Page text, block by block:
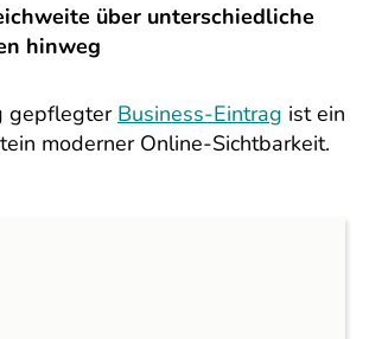
über unterschiedliche
hinweg
gepflegter Business-Eintrag ist ein
moderner Online-Sichtbarkeit.